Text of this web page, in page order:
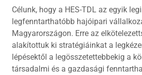
Célunk, hogy a HES-TDL az egyik
legfenntarthatóbb hajóipari
Magyarországon. Erre az
alakítottuk ki stratégiáinkat a
lépésektől a legösszetettebbekig a
társadalmi és a gazdasági